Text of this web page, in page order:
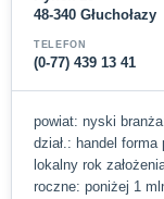
48-340 Głuchołazy
TELEFON
(0-77) 439 13 41
powiat: nyski
dział.: handel forma
lokalny rok
roczne: poniżej 1